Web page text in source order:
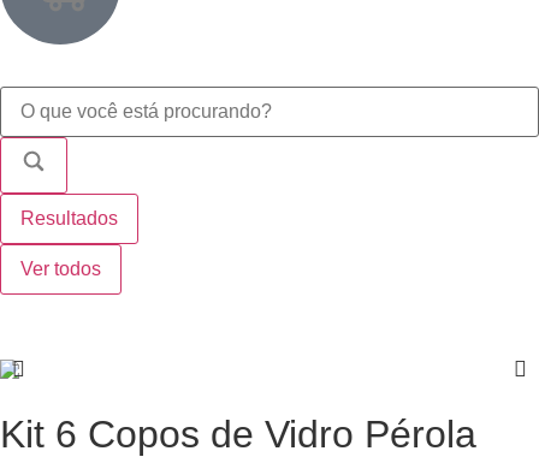
Resultados
Ver todos
Kit 6 Copos de Vidro Pérola